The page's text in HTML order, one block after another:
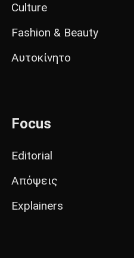
Culture
Fashion & Beauty
Αυτοκίνητο
Focus
Editorial
Απόψεις
Explainers